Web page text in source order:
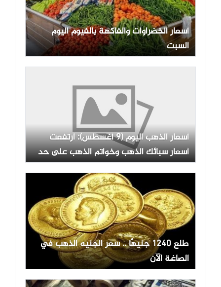
أسعار الخضراوات والفاكهة بالفيوم اليوم
السبت
أسعار الذهب اليوم (9 أغسطس): ارتفعت
أسعار سبائك الذهب وخواتم الذهب على حد
سواء.
طلع 1240 جنيهًا .. سعر الجنيه الذهب في
الصاغة الآن